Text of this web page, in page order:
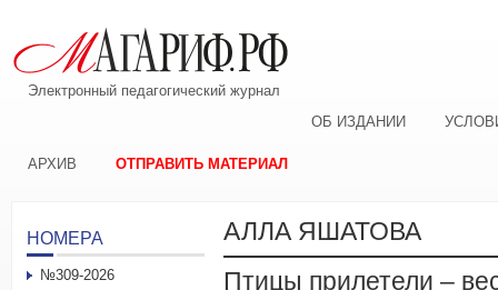
Электронный педагогический журнал
ОБ ИЗДАНИИ
АРХИВ ОТПРАВИТЬ МАТЕРИАЛ
АЛЛА ЯШАТОВА
Птицы прилетели –
НОМЕРА
№309-2026